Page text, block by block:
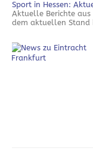
Sport in Hessen:
Aktuelle Berichte aus
dem aktuellen Stand